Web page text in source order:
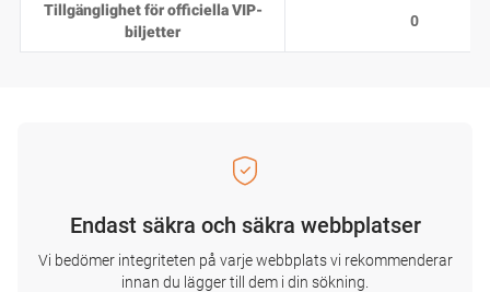
Tillgänglighet för officiella VIP-
biljetter
0
Endast säkra och säkra webbplatser
Vi bedömer integriteten på varje webbplats vi rekommenderar
innan du lägger till dem i din sökning.